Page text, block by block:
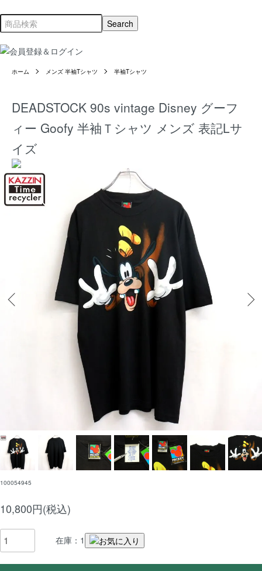
ホーム メンズ 半袖Tシャツ 半袖Tシャツ
DEADSTOCK 90s vintage Disney グーフ
ィー Goofy 半袖Ｔシャツ メンズ 表記Lサ
イズ
100054945
10,800円(税込)
在庫：1